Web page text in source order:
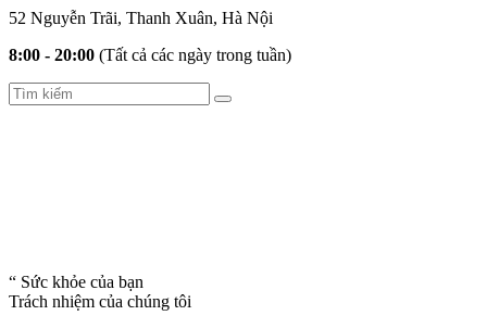
52 Nguyễn Trãi, Thanh Xuân, Hà Nội
8:00 - 20:00 (Tất cả các ngày trong tuần)
“ Sức khỏe của bạn
Trách nhiệm của chúng tôi